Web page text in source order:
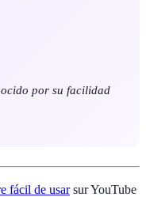
por su facilidad
fácil de usarsur YouTube